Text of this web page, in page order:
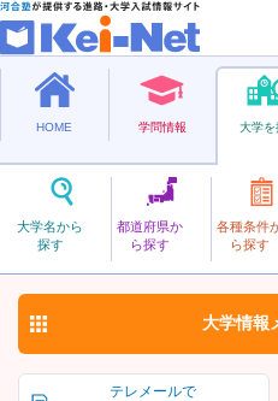
HOME 学問情報 大学を
大学名から
探す
都道府県か
ら探す
各種条件
ら探す
私立
おおさかときわかい
大阪常磐会大
テレメールで
大学情報